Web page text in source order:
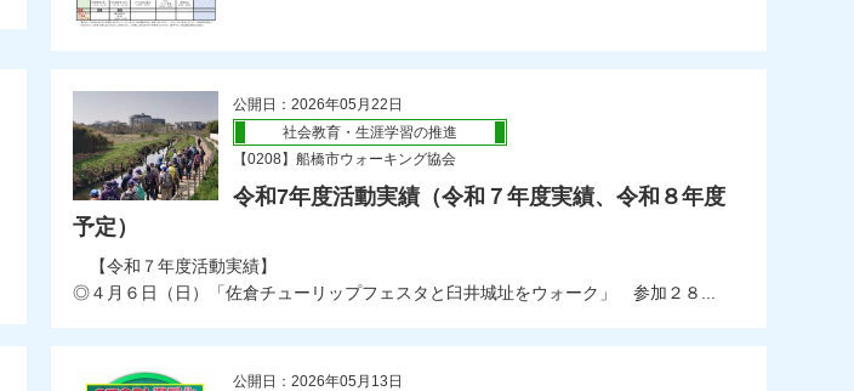
公開日：2026年05月22日
社会教育・生涯学習の推進
【0208】船橋市ウォーキング協会
令和7年度活動実績（令和７年度実績、令和８年度
予定）
【令和７年度活動実績】
◎４月６日（日）「佐倉チューリップフェスタと臼井城址をウォーク」 参加２８...
公開日：2026年05月13日